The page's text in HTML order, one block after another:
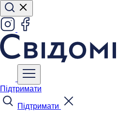
Підтримати
Підтримати